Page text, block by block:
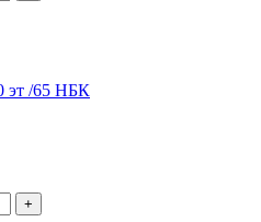
эт /65 НБК
+